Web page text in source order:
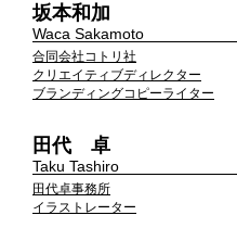
坂本和加
Waca Sakamoto
合同会社コトリ社
クリエイティブディレクター
ブランディングコピーライター
田代 卓
Taku Tashiro
田代卓事務所
イラストレーター